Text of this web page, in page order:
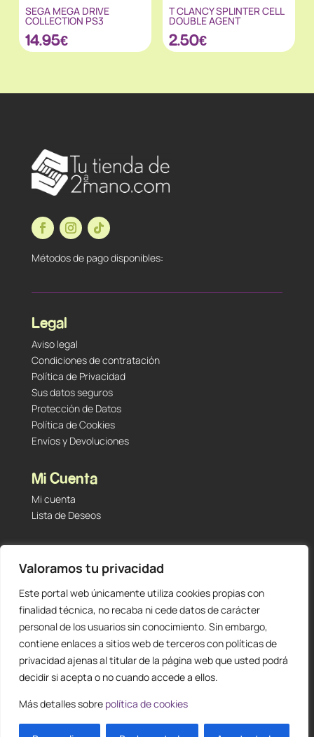
Valoramos tu privacidad
Este portal web únicamente utiliza cookies propias con
finalidad técnica, no recaba ni cede datos de carácter
personal de los usuarios sin conocimiento. Sin embargo,
contiene enlaces a sitios web de terceros con políticas de
privacidad ajenas al titular de la página web que usted podrá
decidir si acepta o no cuando accede a ellos.
Más detalles sobre política de cookies
SEGA MEGA DRIVE
COLLECTION PS3
14.95€
T CLANCY SPLINTER CELL
DOUBLE AGENT
2.50€
Métodos de pago disponibles:
Legal
Aviso legal
Condiciones de contratación
Política de Privacidad
Sus datos seguros
Protección de Datos
Política de Cookies
Envíos y Devoluciones
Mi Cuenta
Mi cuenta
Lista de Deseos
Tu Tienda de Segunda Mano, Sambara #101 (Madrid,
28027 – España)
912 60 05 55 |+34 601 23 09 14
info@staging.tutiendadesegundamano.com